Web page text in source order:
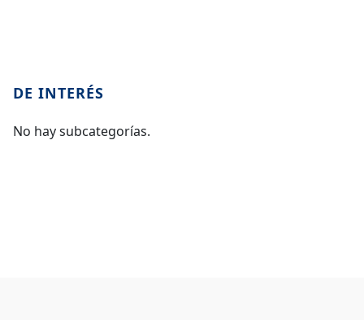
DE INTERÉS
No hay subcategorías.